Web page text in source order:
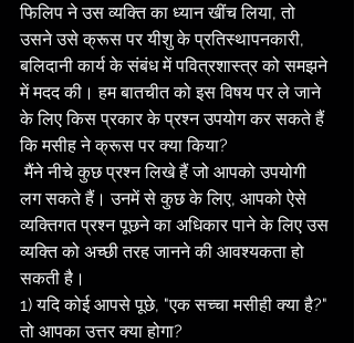
फिलिप ने उस व्यक्ति का ध्यान खींच लिया, तो
उसने उसे क्रूस पर यीशु के प्रतिस्थापनकारी,
बलिदानी कार्य के संबंध में पवित्रशास्त्र को समझने
में मदद की। हम बातचीत को इस विषय पर ले जाने
के लिए किस प्रकार के प्रश्न उपयोग कर सकते हैं
कि मसीह ने क्रूस पर क्या किया?
मैंने नीचे कुछ प्रश्न लिखे हैं जो आपको उपयोगी
लग सकते हैं। उनमें से कुछ के लिए, आपको ऐसे
व्यक्तिगत प्रश्न पूछने का अधिकार पाने के लिए उस
व्यक्ति को अच्छी तरह जानने की आवश्यकता हो
सकती है।
1) यदि कोई आपसे पूछे, "एक सच्चा मसीही क्या है?"
तो आपका उत्तर क्या होगा?